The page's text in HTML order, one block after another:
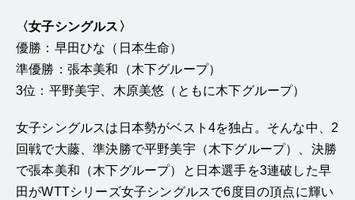
〈女子シングルス〉
優勝：早田ひな（日本生命）
準優勝：張本美和（木下グループ）
3位：平野美宇、木原美悠（ともに木下グループ）
女子シングルスは日本勢がベスト4を独占。そんな中、2
回戦で大藤、準決勝で平野美宇（木下グループ）、決勝
で張本美和（木下グループ）と日本選手を3連破した早
田がWTTシリーズ女子シングルスで6度目の頂点に輝い